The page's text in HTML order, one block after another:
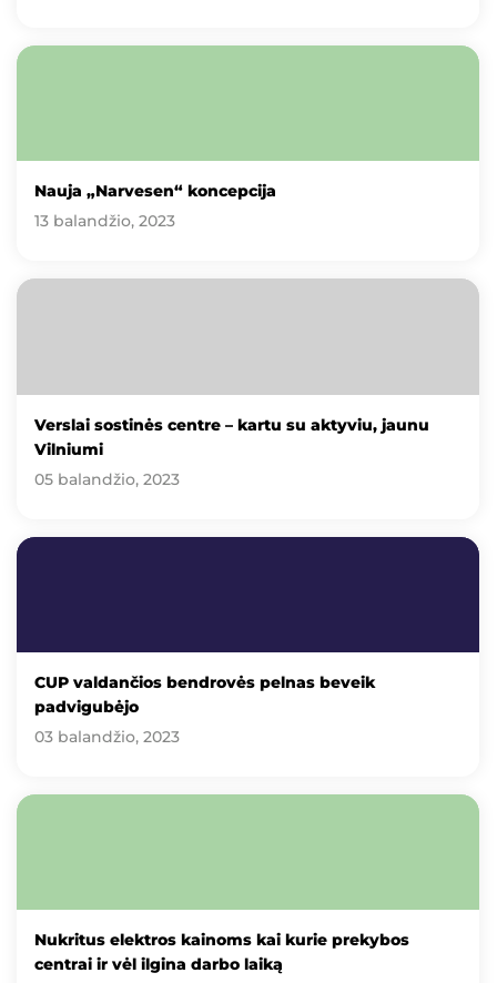
Nauja „Narvesen“ koncepcija
13 balandžio, 2023
Verslai sostinės centre – kartu su aktyviu, jaunu
Vilniumi
05 balandžio, 2023
CUP valdančios bendrovės pelnas beveik
padvigubėjo
03 balandžio, 2023
Nukritus elektros kainoms kai kurie prekybos
centrai ir vėl ilgina darbo laiką